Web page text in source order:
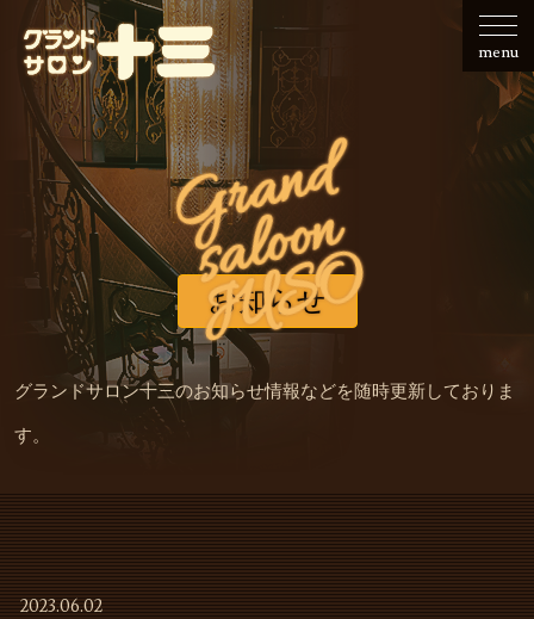
せ
会社
のご
案内
レ
ー
の
ご
利
で
の
ご
利
用
ご
利
用
事
例
フ
の
募
menu
G
r
a
n
d
s
a
l
o
o
n
JUSO
お知らせ
グランドサロン十三のお知らせ情報などを随時更新しておりま
す。
2023.06.02